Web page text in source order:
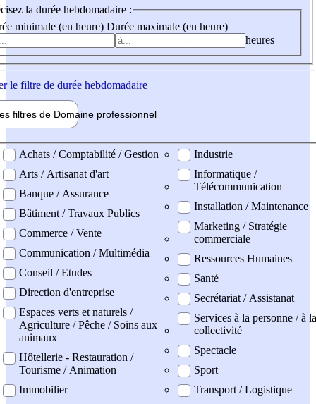
la durée hebdomadaire :
minimale (en heure) Durée maximale (en heure)
heures
le filtre de durée hebdomadaire
filtres de Domaine professionnel
professionel
Achats / Comptabilité / Gestion
Arts / Artisanat d'art
Banque / Assurance
Bâtiment / Travaux Publics
Commerce / Vente
Communication / Multimédia
Conseil / Etudes
Direction d'entreprise
Espaces verts et naturels /
Agriculture / Pêche / Soins aux
animaux
Hôtellerie - Restauration /
Tourisme / Animation
Immobilier
Industrie
Informatique /
Télécommunication
Installation / Maintenance
Marketing / Stratégie
commerciale
Ressources Humaines
Santé
Secrétariat / Assistanat
Services à la personne / à la
collectivité
Spectacle
Sport
Transport / Logistique